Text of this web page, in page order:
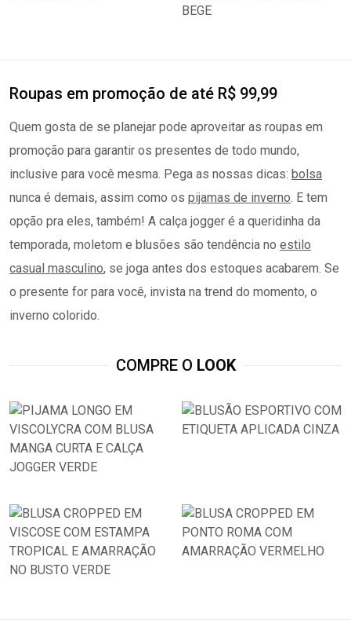
Roupas em promoção de até R$ 99,99
Quem gosta de se planejar pode aproveitar as roupas em
promoção para garantir os presentes de todo mundo,
inclusive para você mesma. Pega as nossas dicas: bolsa
nunca é demais, assim como os pijamas de inverno. E tem
opção pra eles, também! A calça jogger é a queridinha da
temporada, moletom e blusões são tendência no estilo
casual masculino, se joga antes dos estoques acabarem. Se
o presente for para você, invista na trend do momento, o
inverno colorido.
COMPRE O LOOK